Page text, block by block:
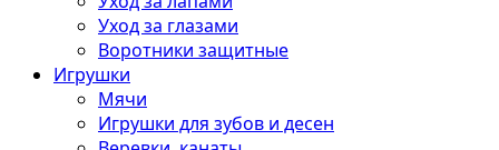
Уход за глазами
Воротники защитные
Игрушки
Мячи
Игрушки для зубов и десен